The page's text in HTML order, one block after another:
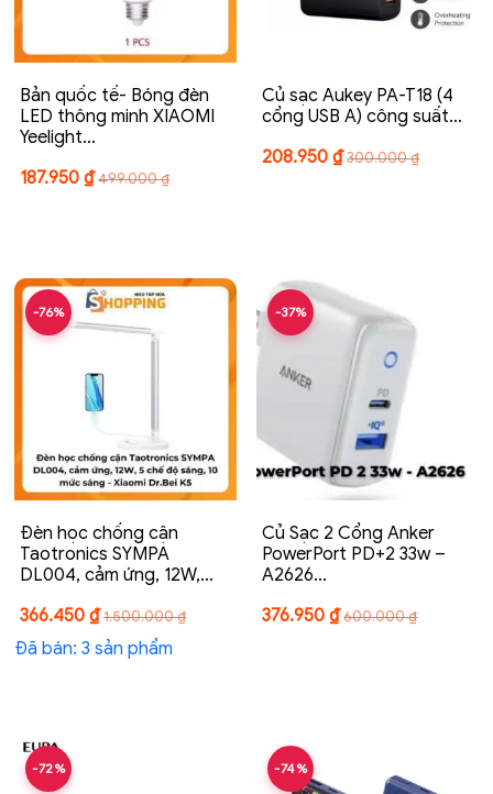
Bản quốc tế- Bóng đèn
LED thông minh XIAOMI
Yeelight…
187.950 ₫499.000₫
Củ sạc Aukey PA-T18 (4
cổng USB A) công suất…
208.950₫300.000₫
-76%
Đèn học chống cận
Taotronics SYMPA
DL004, cảm ứng, 12W,…
366.450 ₫1.500.000₫
Đã bán: 3 sản phẩm
-37%
Củ Sạc 2 Cổng Anker
PowerPort PD+2 33w –
A2626…
376.950₫600.000₫
-72% -74%